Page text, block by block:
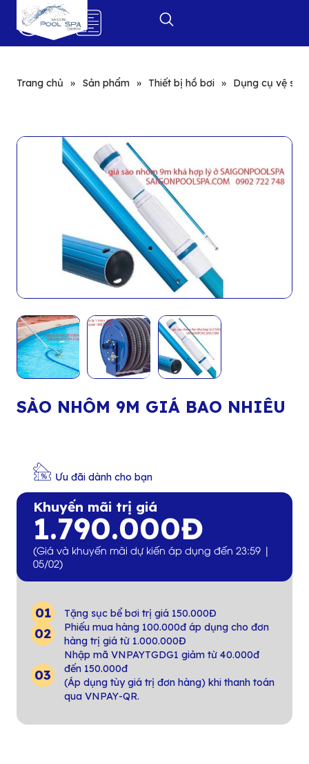
0
Trang chủ » Sản phẩm » Thiết bị hồ bơi » Dụng cụ vệ
SÀO NHÔM 9M GIÁ BAO NHIÊU
Ưu đãi dành cho bạn
Khuyến mãi trị giá
1.790.000Đ
(Giá và khuyến mãi dự kiến áp dụng đến 23:59 |
05/02)
Tặng sục bể bơi trị giá 150.000Đ
Phiếu mua hàng 100.000đ áp dụng cho đơn
hàng trị giá từ 1.000.000Đ
Nhập mã VNPAYTGDG1 giảm từ 40.000đ
đến 150.000đ
(Áp dụng tùy giá trị đơn hàng) khi thanh toán
qua VNPAY-QR.